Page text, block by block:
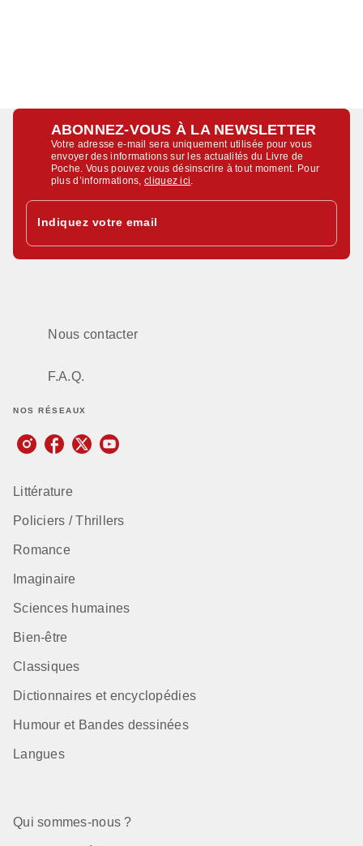
ABONNEZ-VOUS À LA NEWSLETTER
Votre adresse e-mail sera uniquement utilisée pour vous
envoyer des informations sur les actualités du Livre de
Poche. Vous pouvez vous désinscrire à tout moment. Pour
plus d’informations,cliquez ici
Indiquez votre email
Nous contacter
F.A.Q.
NOS RÉSEAUX
Littérature
Policiers / Thrillers
Romance
Imaginaire
Sciences humaines
Bien-être
Classiques
Dictionnaires et encyclopédies
Humour et Bandes dessinées
Langues
Qui sommes-nous ?